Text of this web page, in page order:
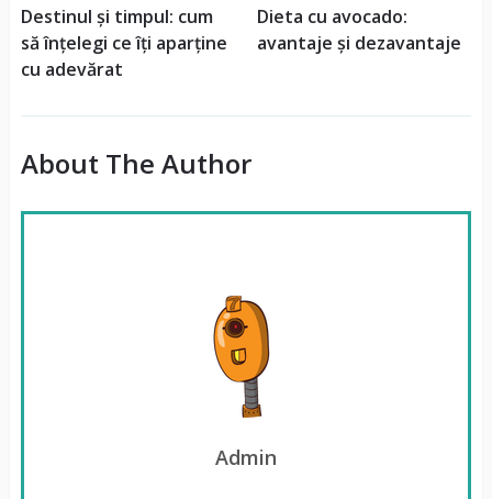
Destinul și timpul: cum
să înțelegi ce îți aparține
cu adevărat
Dieta cu avocado:
avantaje și dezavantaje
About The Author
Admin